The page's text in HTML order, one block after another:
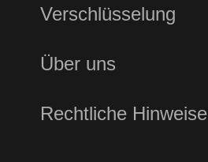
Verschlüsselung
Über uns
Rechtliche Hinweise